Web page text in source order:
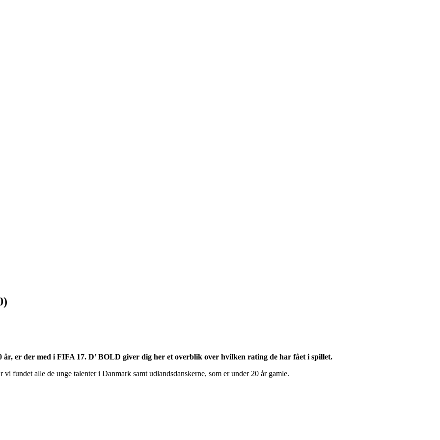
er der med i FIFA 17. D’ BOLD giver dig her et overblik over hvilken rating de har fået i spillet.
fundet alle de unge talenter i Danmark samt udlandsdanskerne, som er under 20 år gamle.